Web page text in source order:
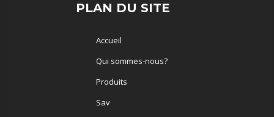
PLAN DU SITE
Accueil
Qui sommes-nous?
Produits
Sav